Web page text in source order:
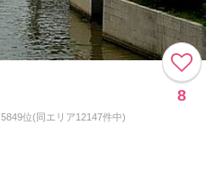
8
5849位(同エリア12147件中)